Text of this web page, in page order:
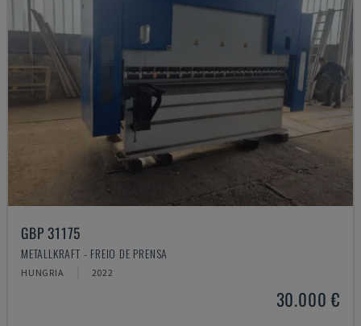
GBP 31175
METALLKRAFT - FREIO DE PRENSA
HUNGRIA 2022
30.000 €